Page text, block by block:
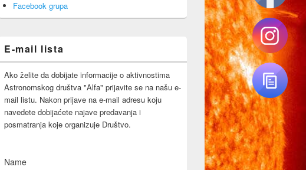
Area Facebook grupa
E-mail lista
Ako želite da dobijate informacije o aktivnostima
Astronomskog društva "Alfa" prijavite se na našu e-
mail listu. Nakon prijave na e-mail adresu koju
navedete dobijaćete najave predavanja i
posmatranja koje organizuje Društvo.
Name